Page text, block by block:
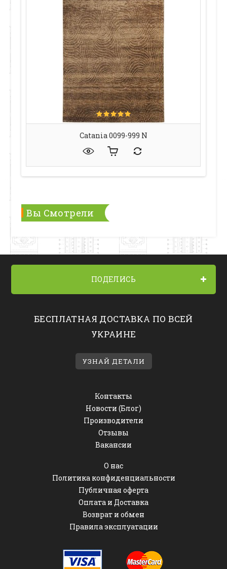
Catania 0099-999 N
Вы Смотрели
ПОДЕЛИСЬ
БЕСПЛАТНАЯ ДОСТАВКА ПО ВСЕЙ
УКРАИНЕ
УЗНАЙ ДЕТАЛИ
Контакты
Новости (Блог)
Производители
Отзывы
Вакансии
О нас
Политика конфиденциальности
Публичная оферта
Оплата и Доставка
Возврат и обмен
Правила эксплуатации